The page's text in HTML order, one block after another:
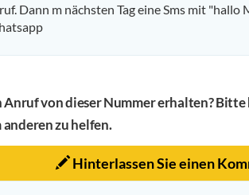
Dann m nächsten Tag eine Sms mit "hallo
Anruf von dieser Nummer erhalten?
zu helfen.
Hinterlassen Sie einen